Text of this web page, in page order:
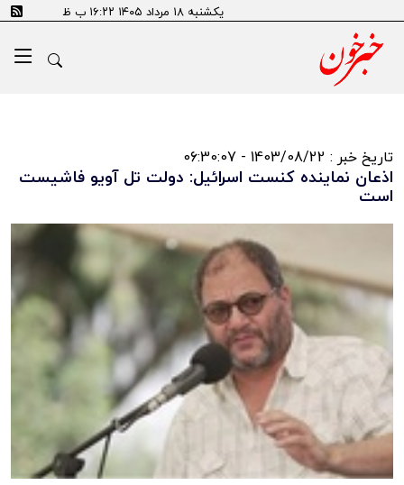
یکشنبه ۱۸ مرداد ۱۴۰۵ ۱۶:۲۲ ب ظ
تاریخ خبر : 1403/08/22 - 06:30:07
اذعان نماینده کنست اسرائیل: دولت تل آویو فاشیست
است